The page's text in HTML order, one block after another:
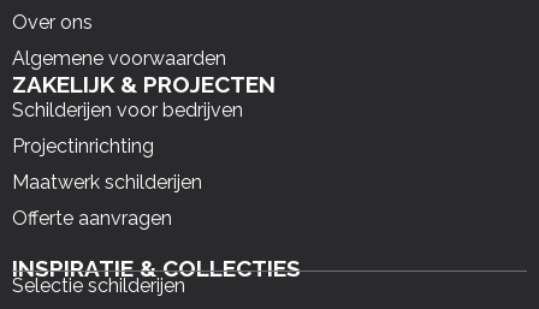
Over ons
Algemene voorwaarden
ZAKELIJK & PROJECTEN
Schilderijen voor bedrijven
Projectinrichting
Maatwerk schilderijen
Offerte aanvragen
INSPIRATIE & COLLECTIES
Selectie schilderijen